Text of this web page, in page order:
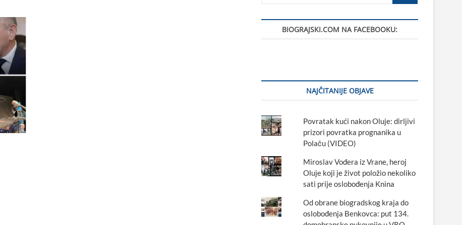
BIOGRAJSKI.COM NA FACEBOOKU:
NAJČITANIJE OBJAVE
Povratak kući nakon Oluje: dirljivi
prizori povratka prognanika u
Polaču (VIDEO)
Miroslav Vođera iz Vrane, heroj
Oluje koji je život položio nekoliko
sati prije oslobođenja Knina
Od obrane biogradskog kraja do
oslobođenja Benkovca: put 134.